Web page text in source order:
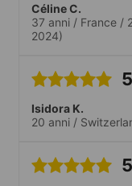
Céline C.
37 anni / France /
2024)
5
Isidora K.
20 anni /
5